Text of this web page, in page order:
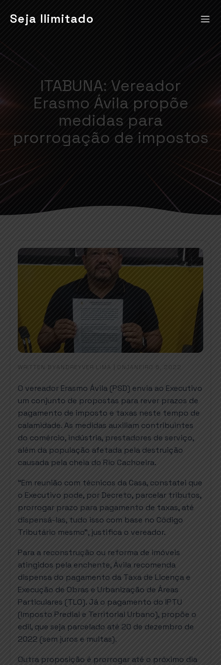
Seja Ilimitado
ITABUNA: Vereador
Erasmo Ávila propõe
medidas para
prorrogação de impostos
WRITTEN BY ANDREYVER LIMA ONJANEIRO 6, 2022
O vereador Erasmo Ávila (PSD) envia ao Executivo
um conjunto de propostas para rever prazos de
pagamento de imposto e taxas neste tempo de
calamidade. As medidas auxiliam contribuintes
do comércio, indústria, prestadores de serviço,
além da população afetada pela destruição
causada pela cheia do Rio Cachoeira.
“Em reunião com técnicos da Casa, constatei que
o Executivo pode, por Decreto, parcelar tributos,
prorrogar prazo para pagamento de taxas, até
dispensá-las, tudo isso com base no Código
Tributário mesmo”, justifica o vereador.
Para a reconstrução ou reforma de imóveis
atingidos pela enchente, Ávila recomenda
dispensa do pagamento da Taxa de Licença e
Execução de Obras e Urbanização de Áreas
Particulares (TLO). Já o pagamento do IPTU
(Imposto Predial e Territorial Urbano), propõe o
edil, que seja parcelado até 20 de dezembro de
2022 (sem juros e multas).
Outra proposição é prorrogar até o próximo dia